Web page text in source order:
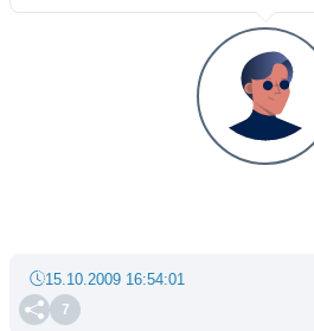
7
15.10.2009 16:54:01